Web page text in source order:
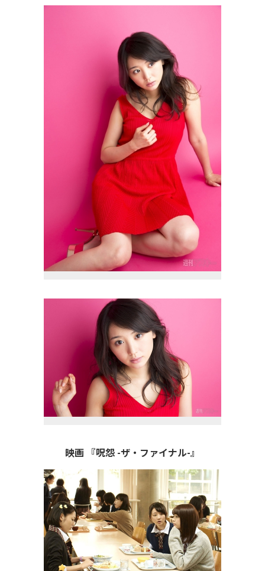
映画 『呪怨 -ザ・ファイナル-』